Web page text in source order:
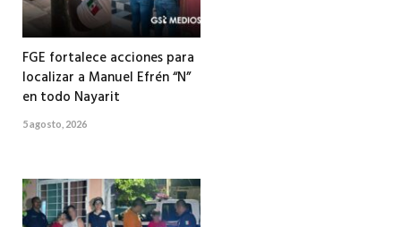
FGE fortalece acciones para
localizar a Manuel Efrén “N”
en todo Nayarit
5 agosto, 2026